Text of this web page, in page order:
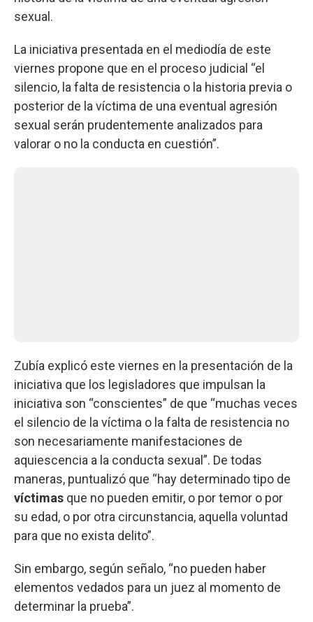
sexual.
La iniciativa presentada en el mediodía de este
viernes propone que en el proceso judicial “el
silencio, la falta de resistencia o la historia previa o
posterior de la víctima de una eventual agresión
sexual serán prudentemente analizados para
valorar o no la conducta en cuestión”.
Zubía explicó este viernes en la presentación de la
iniciativa que los legisladores que impulsan la
iniciativa son “conscientes” de que “muchas veces
el silencio de la víctima o la falta de resistencia no
son necesariamente manifestaciones de
aquiescencia a la conducta sexual”. De todas
maneras, puntualizó que “hay determinado tipo de
víctimas que no pueden emitir, o por temor o por
su edad, o por otra circunstancia, aquella voluntad
para que no exista delito”.
Sin embargo, según señalo, “no pueden haber
elementos vedados para un juez al momento de
determinar la prueba”.